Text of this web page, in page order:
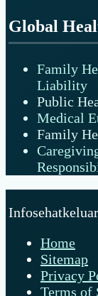
Global
Family
Liability
Public
Medical
Family
Home
Sitemap
Privacy
Terms of